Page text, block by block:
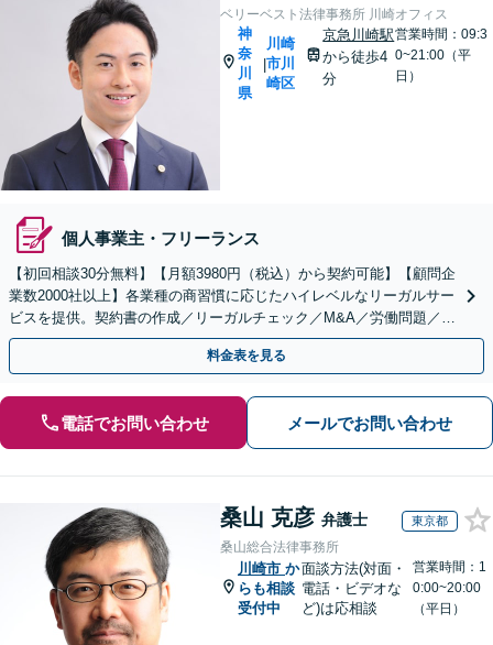
ベリーベスト法律事務所 川崎オフィス
神
奈
川
県
|
川崎
市川
崎区
京急川崎駅
から徒歩4
分
営業時間：09:3
0~21:00（平
日）
個人事業主・フリーランス
【初回相談30分無料】【月額3980円（税込）から契約可能】【顧問企
業数2000社以上】各業種の商習慣に応じたハイレベルなリーガルサー
ビスを提供。契約書の作成／リーガルチェック／M&A／労働問題／知
的財産等、お任せください【他士業連携可能】
料金表を見る
電話でお問い合わせ メールでお問い合わせ
桑山 克彦 弁護士 東京都
桑山総合法律事務所
川崎市 か
らも相談
受付中
面談方法(対面・
電話・ビデオな
ど)は応相談
営業時間：1
0:00~20:00
（平日）